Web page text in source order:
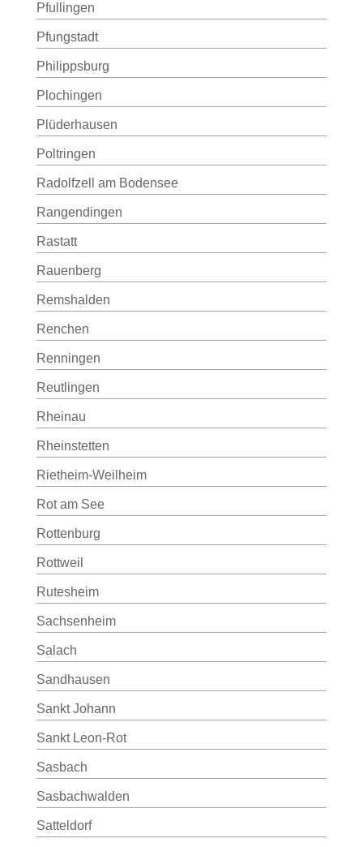
Pfullingen
Pfungstadt
Philippsburg
Plochingen
Plüderhausen
Poltringen
Radolfzell am Bodensee
Rangendingen
Rastatt
Rauenberg
Remshalden
Renchen
Renningen
Reutlingen
Rheinau
Rheinstetten
Rietheim-Weilheim
Rot am See
Rottenburg
Rottweil
Rutesheim
Sachsenheim
Salach
Sandhausen
Sankt Johann
Sankt Leon-Rot
Sasbach
Sasbachwalden
Satteldorf